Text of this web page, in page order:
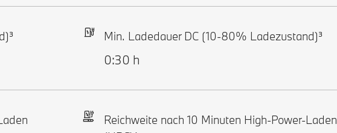
Min. Ladedauer DC (10-80% Ladezustand)³
0:30 h
Reichweite nach 10 Minuten High-Power-Laden